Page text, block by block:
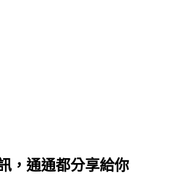
，通通都分享給你